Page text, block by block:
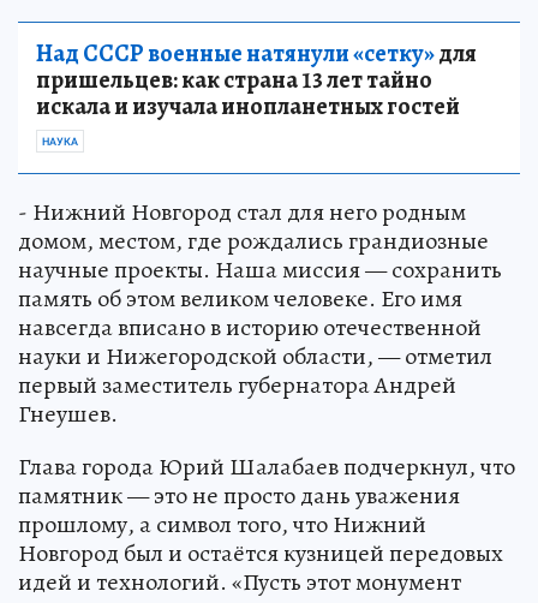
Над СССР военные натянули «сетку»для
пришельцев: как страна 13 лет тайно
искала и изучала инопланетных гостей
НАУКА
- Нижний Новгород стал для него родным
домом, местом, где рождались грандиозные
научные проекты. Наша миссия — сохранить
память об этом великом человеке. Его имя
навсегда вписано в историю отечественной
науки и Нижегородской области, — отметил
первый заместитель губернатора Андрей
Гнеушев.
Глава города Юрий Шалабаев подчеркнул, что
памятник — это не просто дань уважения
прошлому, а символ того, что Нижний
Новгород был и остаётся кузницей передовых
идей и технологий. «Пусть этот монумент